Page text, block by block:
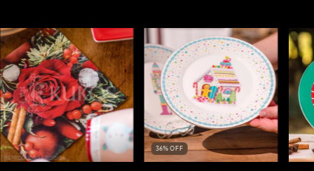
36%OFF